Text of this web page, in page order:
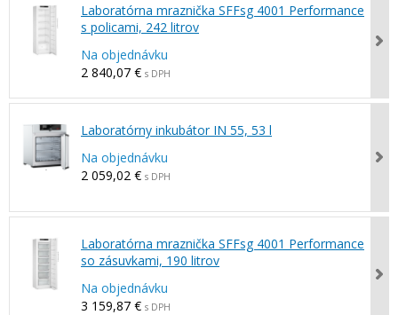
Laboratórna mraznička SFFsg 4001 Performance
s policami, 242 litrov
Na objednávku
2 840,07 € s DPH
Laboratórny inkubátor IN 55, 53 l
Na objednávku
2 059,02 € s DPH
Laboratórna mraznička SFFsg 4001 Performance
so zásuvkami, 190 litrov
Na objednávku
3 159,87 € s DPH